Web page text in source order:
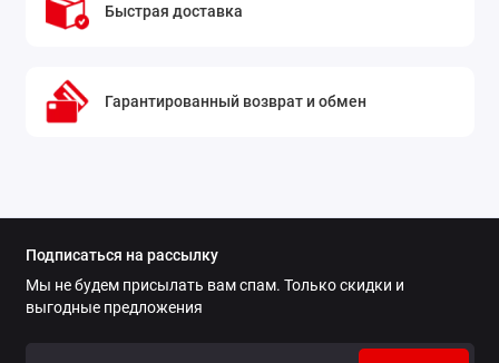
Быстрая доставка
Гарантированный возврат и обмен
Подписаться на рассылку
Мы не будем присылать вам спам. Только скидки и
выгодные предложения